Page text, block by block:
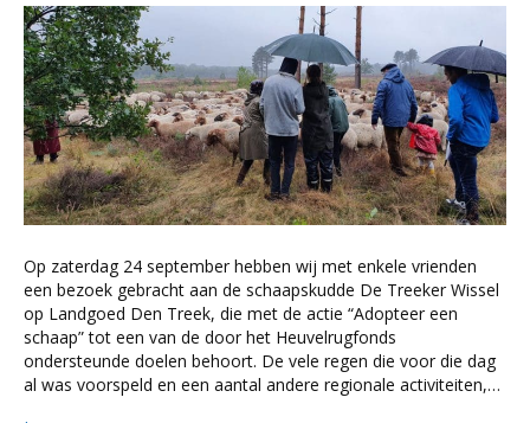
Op zaterdag 24 september hebben wij met enkele vrienden
een bezoek gebracht aan de schaapskudde De Treeker Wissel
op Landgoed Den Treek, die met de actie “Adopteer een
schaap” tot een van de door het Heuvelrugfonds
ondersteunde doelen behoort. De vele regen die voor die dag
al was voorspeld en een aantal andere regionale activiteiten,…